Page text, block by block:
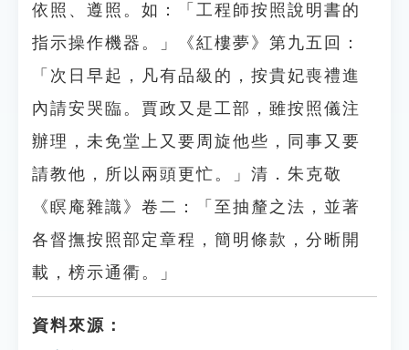
依照、遵照。如：「工程師按照說明書的
指示操作機器。」《紅樓夢》第九五回：
「次日早起，凡有品級的，按貴妃喪禮進
內請安哭臨。賈政又是工部，雖按照儀注
辦理，未免堂上又要周旋他些，同事又要
請教他，所以兩頭更忙。」清．朱克敬
《瞑庵雜識》卷二：「至抽釐之法，並著
各督撫按照部定章程，簡明條款，分晰開
載，榜示通衢。」
資料來源：